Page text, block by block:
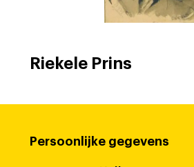
Riekele Prins
Persoonlijke gegevens